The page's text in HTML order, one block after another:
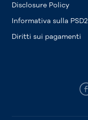
Disclosure Policy
Informativa sulla PSD2
Diritti sui pagamenti